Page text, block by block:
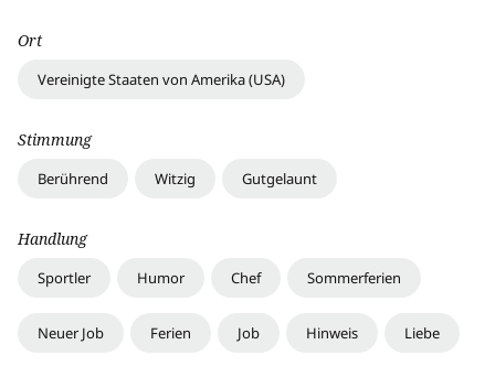
Ort
Vereinigte Staaten von Amerika (USA)
Stimmung
Berührend Witzig Gutgelaunt
Handlung
Sportler Humor Chef Sommerferien
Neuer Job Ferien Job Hinweis Liebe